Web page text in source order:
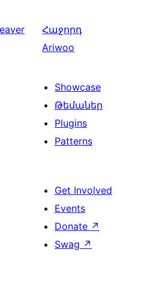
Հաջորդ
Ariwoo
Showcase
Թեմաներ
Plugins
Patterns
Get Involved
Events
Donate ↗
Swag ↗